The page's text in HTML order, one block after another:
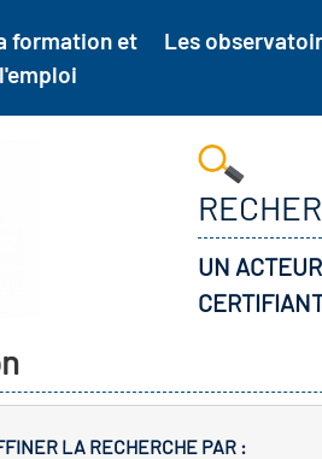
formation et
l'emploi
Les
UN
LA RECHERCHE PAR :